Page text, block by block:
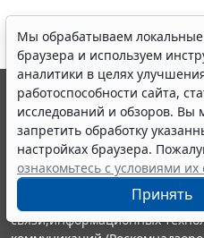
Мы обрабатываем
браузера и используем
аналитики в целях
работоспособности сайта,
исследований и обзоров. Вы
запретить обработку
настройках браузера.
ознакомьтесь с условиями их
Принять
© ООО "НПП "ГАРАНТ-СЕРВИС",
выпускается с 1990 года.
являются участниками
информации ГАРАНТ.
Портал ГАРАНТ.РУ
издания Федеральной
связи,информационных